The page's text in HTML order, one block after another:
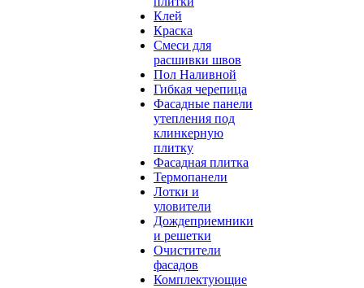
Клей
Краска
Смеси для
расшивки швов
Пол Наливной
Гибкая черепица
Фасадные панели
утепления под
клинкерную
плитку
Фасадная плитка
Термопанели
Лотки и
уловители
Дождеприемники
и решетки
Очистители
фасадов
Комплектующие